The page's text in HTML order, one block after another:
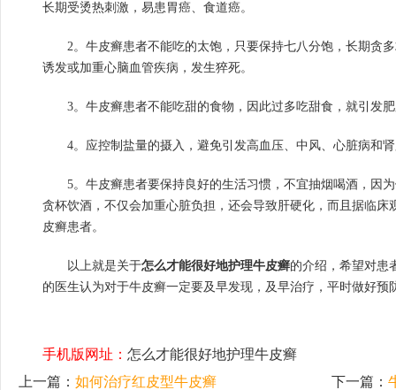
长期受烫热刺激，易患胃癌、食道癌。
2。牛皮癣患者不能吃的太饱，只要保持七八分饱，长期贪多
诱发或加重心脑血管疾病，发生猝死。
3。牛皮癣患者不能吃甜的食物，因此过多吃甜食，就引发肥
4。应控制盐量的摄入，避免引发高血压、中风、心脏病和肾
5。牛皮癣患者要保持良好的生活习惯，不宜抽烟喝酒，因为
贪杯饮酒，不仅会加重心脏负担，还会导致肝硬化，而且据临床
皮癣患者。
以上就是关于怎么才能很好地护理牛皮癣的介绍，希望对患
的医生认为对于牛皮癣一定要及早发现，及早治疗，平时做好预
手机版网址： 怎么才能很好地护理牛皮癣
上一篇： 如何治疗红皮型牛皮癣 下一篇：